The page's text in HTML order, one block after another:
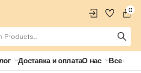
0
Доставка и оплатаО нас Все о